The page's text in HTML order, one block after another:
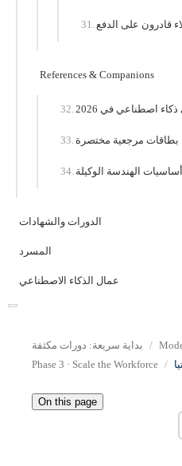
قادرون على الدفع
References & Companions
اصطناعي في 2026
بطاقات مرجعية مختصرة
أساسيات الهندسة الوكيلة
الدورات والشهادات
المسرد
عمال الذكاء الاصطناعي
بداية سريعة: دورات مكثفة
Phase 3 · Scale the Workforce
On this page